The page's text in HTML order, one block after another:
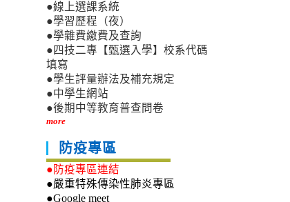
●線上選課系統
●學習歷程（夜）
●學雜費繳費及查詢
●四技二專【甄選入學】校系代碼
填寫
●學生評量辦法及補充規定
●中學生網站
●後期中等教育普查問卷
more
防疫專區
●防疫專區連結
●嚴重特殊傳染性肺炎專區
●Google meet